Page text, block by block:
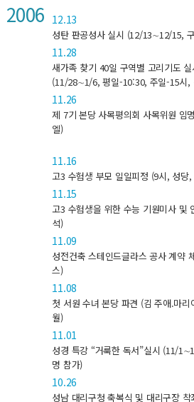
2006 12.13
성탄 판공성사 실시 (12/13∼12/15,
11.28
새가족 찾기 40일 구역별 고리기도 실
(11/28∼1/6, 평일-10:30, 주일-15시,
11.26
제 7기 본당 사목평의회 사목위원 임
엘)
11.16
고3 수험생 부모 일일피정 (9시, 성당
11.15
고3 수험생을 위한 수능 기원미사 및
석)
11.09
성전건축 스테인드글라스 공사 계약
스)
11.08
첫 서원 수녀 본당 파견 (김 주애.마
월)
11.01
성경 특강 “거룩한 독서”실시 (11/
명 참가)
10.26
성남 대리구청 축복식 및 대리구장 착